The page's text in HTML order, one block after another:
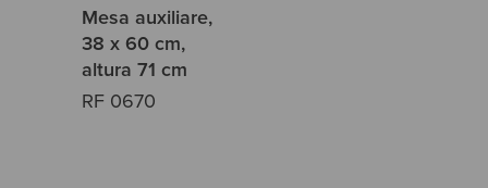
Mesa auxiliare,
38 x 60 cm,
altura 71 cm
RF 0670